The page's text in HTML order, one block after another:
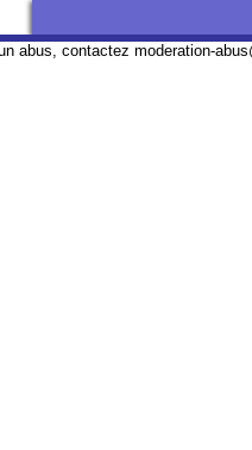
abus, contactez moderation-